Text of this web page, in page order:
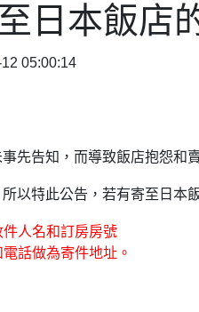
日本飯店
05:00:14
先告知，而導致飯店抱怨和
以特此公告，若有寄至日本
人名和訂房房號
話做為寄件地址。